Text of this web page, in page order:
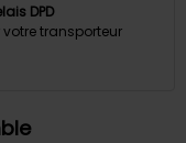
DPD
transporteur